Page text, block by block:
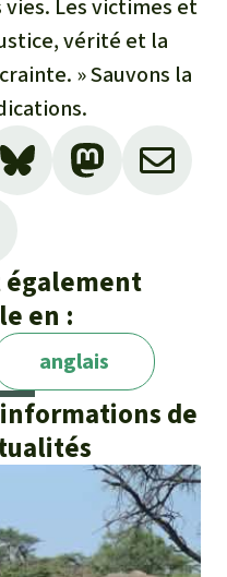
Les victimes et
vérité et la
» Sauvons la
également
en :
anglais
de